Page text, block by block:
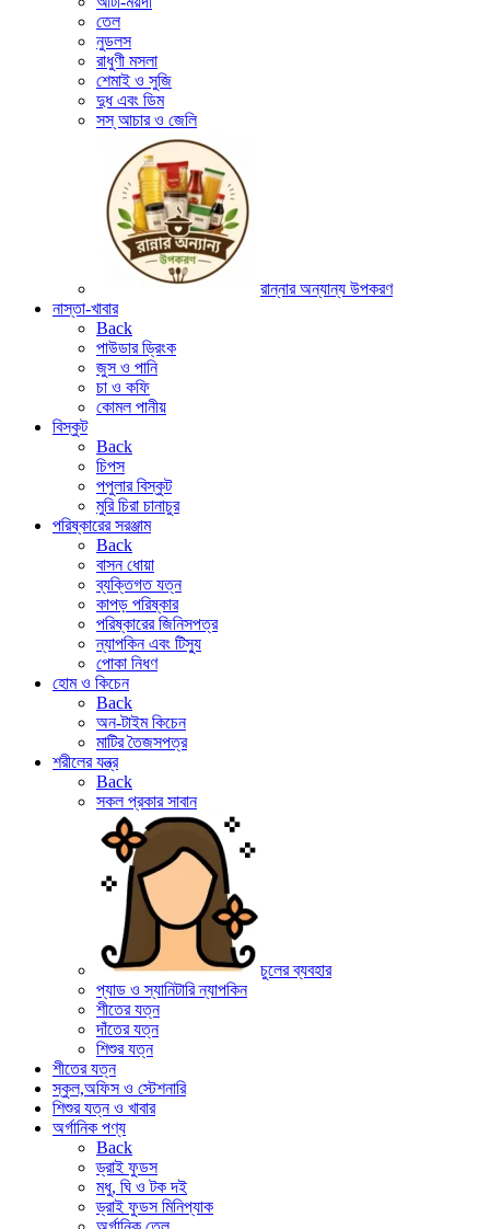
তেল
নুডলস
রাধুণী মসলা
শেমাই ও সুজি
দুধ এবং ডিম
সস্ আচার ও জেলি
রান্নার অন্যান্য উপকরণ
নাস্তা-খাবার
Back
পাউডার ড্রিংক
জুস ও পানি
চা ও কফি
কোমল পানীয়
বিস্কুট
Back
চিপস
পপুলার বিস্কুট
মুরি চিরা চানাচুর
পরিষ্কারের সরঞ্জাম
Back
বাসন ধোয়া
ব্যক্তিগত যত্ন
কাপড় পরিষ্কার
পরিষ্কারের জিনিসপত্র
ন্যাপকিন এবং টিস্যু
পোকা নিধণ
হোম ও কিচেন
Back
অন-টাইম কিচেন
মাটির তৈজসপত্র
শরীলের যন্ত্র
Back
সকল প্রকার সাবান
চুলের ব্যবহার
প্যাড ও স্যানিটারি ন্যাপকিন
শীতের যত্ন
দাঁতের যত্ন
শিশুর যত্ন
শীতের যত্ন
স্কুল,অফিস ও স্টেশনারি
শিশুর যত্ন ও খাবার
অর্গানিক পণ্য
Back
ড্রাই ফুডস
মধু, ঘি ও টক দই
ড্রাই ফুডস মিনিপ্যাক